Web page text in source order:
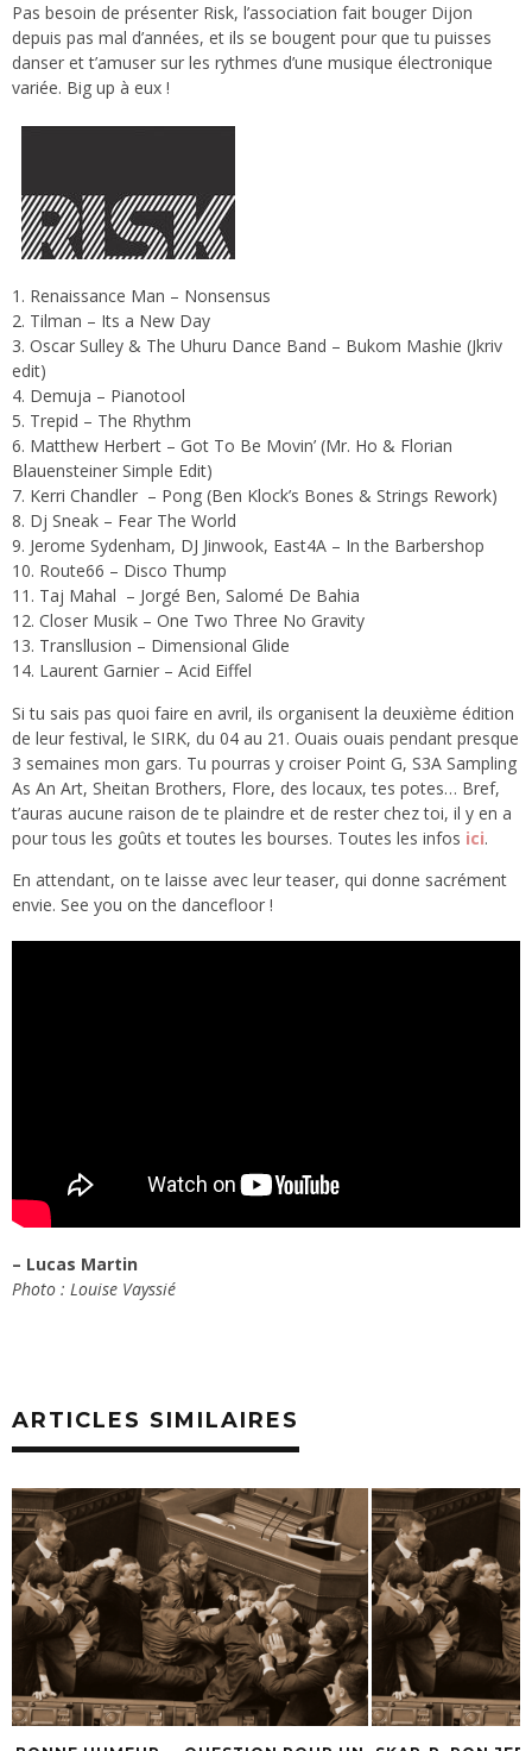
Pas besoin de présenter Risk, l’association fait bouger Dijon
depuis pas mal d’années, et ils se bougent pour que tu puisses
danser et t’amuser sur les rythmes d’une musique électronique
variée. Big up à eux !
Renaissance Man – Nonsensus
Tilman – Its a New Day
Oscar Sulley & The Uhuru Dance Band – Bukom Mashie (Jkriv
edit)
Demuja – Pianotool
Trepid – The Rhythm
Matthew Herbert – Got To Be Movin’ (Mr. Ho & Florian
Blauensteiner Simple Edit)
Kerri Chandler – Pong (Ben Klock’s Bones & Strings Rework)
Dj Sneak – Fear The World
Jerome Sydenham, DJ Jinwook, East4A – In the Barbershop
Route66 – Disco Thump
Taj Mahal – Jorgé Ben, Salomé De Bahia
Closer Musik – One Two Three No Gravity
Transllusion – Dimensional Glide
Laurent Garnier – Acid Eiffel
Si tu sais pas quoi faire en avril, ils organisent la deuxième édition
de leur festival, le SIRK, du 04 au 21. Ouais ouais pendant presque
3 semaines mon gars. Tu pourras y croiser Point G, S3A Sampling
As An Art, Sheitan Brothers, Flore, des locaux, tes potes… Bref,
t’auras aucune raison de te plaindre et de rester chez toi, il y en a
pour tous les goûts et toutes les bourses. Toutes les infos ici.
En attendant, on te laisse avec leur teaser, qui donne sacrément
envie. See you on the dancefloor !
– Lucas Martin
Photo : Louise Vayssié
ARTICLES SIMILAIRES